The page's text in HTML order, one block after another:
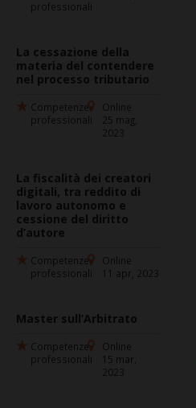
professionali
La cessazione della
materia del contendere
nel processo tributario
Competenze
professionali
Online
25 mag,
2023
La fiscalità dei creatori
digitali, tra reddito di
lavoro autonomo e
cessione del diritto
d’autore
Competenze
professionali
Online
11 apr, 2023
Master sull’Arbitrato
Competenze
professionali
Online
15 mar,
2023